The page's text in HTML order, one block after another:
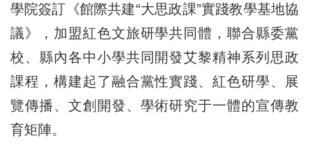
學院簽訂《館際共建“大思政課”實踐教學基地協
議》，加盟紅色文旅研學共同體，聯合縣委黨
校、縣內各中小學共同開發艾黎精神系列思政
課程，構建起了融合黨性實踐、紅色研學、展
覽傳播、文創開發、學術研究于一體的宣傳教
育矩陣。